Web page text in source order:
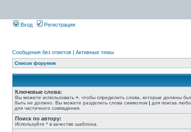
Вход Регистрация
Сообщения без ответов | Активные темы
Список форумов
Ключевые слова:
Вы можете использовать + , чтобы определить слова, которые должны
быть не должно. Вы можете разделить слова символом | для поиска
для частичного совпадения.
Поиск по автору:
Используйте * в качестве шаблона.